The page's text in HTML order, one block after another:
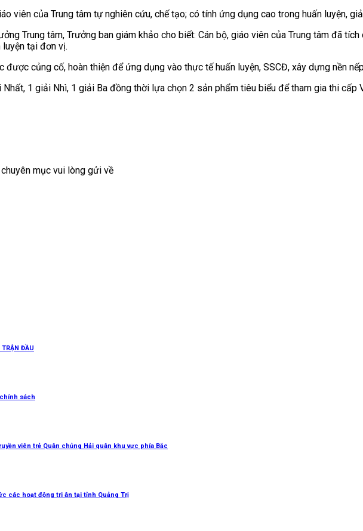
viên của Trung tâm tự nghiên cứu, chế tạo; có tính ứng dụng cao trong huấn luyện,
Trung tâm, Trưởng ban giám khảo cho biết: Cán bộ, giáo viên của Trung tâm đã
luyện tại đơn vị.
được củng cố, hoàn thiện để ứng dụng vào thực tế huấn luyện, SSCĐ, xây dựng nền
1 giải Nhì, 1 giải Ba đồng thời lựa chọn 2 sản phẩm tiêu biểu để tham gia thi cấp
mục vui lòng gửi về
TRẬN ĐẦU
sách
viên trẻ Quân chủng Hải quân khu vực phía Bắc
các hoạt động tri ân tại tỉnh Quảng Trị